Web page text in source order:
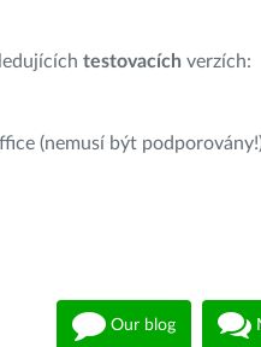
testovacích verzích:
(nemusí být
Our blog